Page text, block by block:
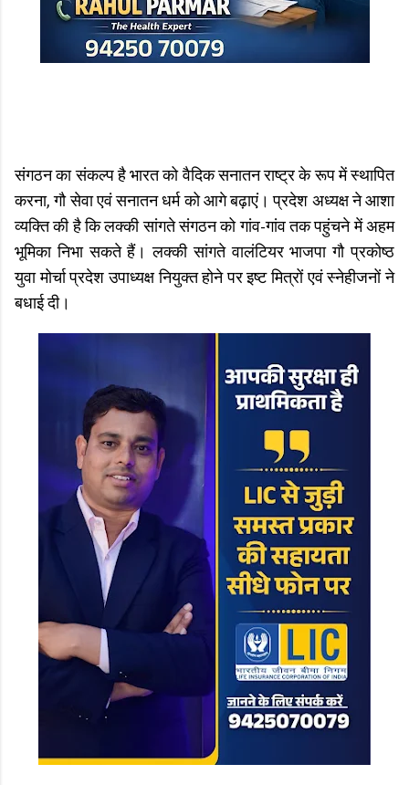
संगठन का संकल्प है भारत को वैदिक सनातन राष्ट्र के रूप में स्थापित
करना, गौ सेवा एवं सनातन धर्म को आगे बढ़ाएं। प्रदेश अध्यक्ष ने आशा
व्यक्ति की है कि लक्की सांगते संगठन को गांव-गांव तक पहुंचने में अहम
भूमिका निभा सकते हैं। लक्की सांगते वालंटियर भाजपा गौ प्रकोष्ठ
युवा मोर्चा प्रदेश उपाध्यक्ष नियुक्त होने पर इष्ट मित्रों एवं स्नेहीजनों ने
बधाई दी।